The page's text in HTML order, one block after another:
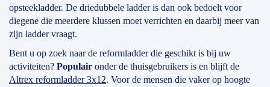
opsteekladder. De driedubbele ladder is dan ook bedoelt voor
diegene die meerdere klussen moet verrichten en daarbij meer van
zijn ladder vraagt.
Bent u op zoek naar de reformladder die geschikt is bij uw
activiteiten? Populair onder de thuisgebruikers is en blijft de
Altrex reformladder 3x12. Voor de mensen die vaker op hoogte